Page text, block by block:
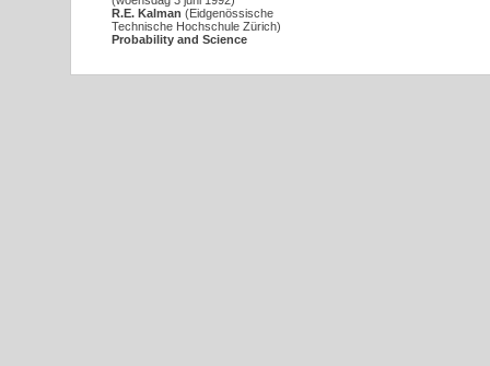
R.E. Kalman (Eidgenössische
Technische Hochschule Zürich)
Probability and Science